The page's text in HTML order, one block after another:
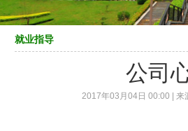
就业指导
公司
2017年03月04日 00:00 | 来